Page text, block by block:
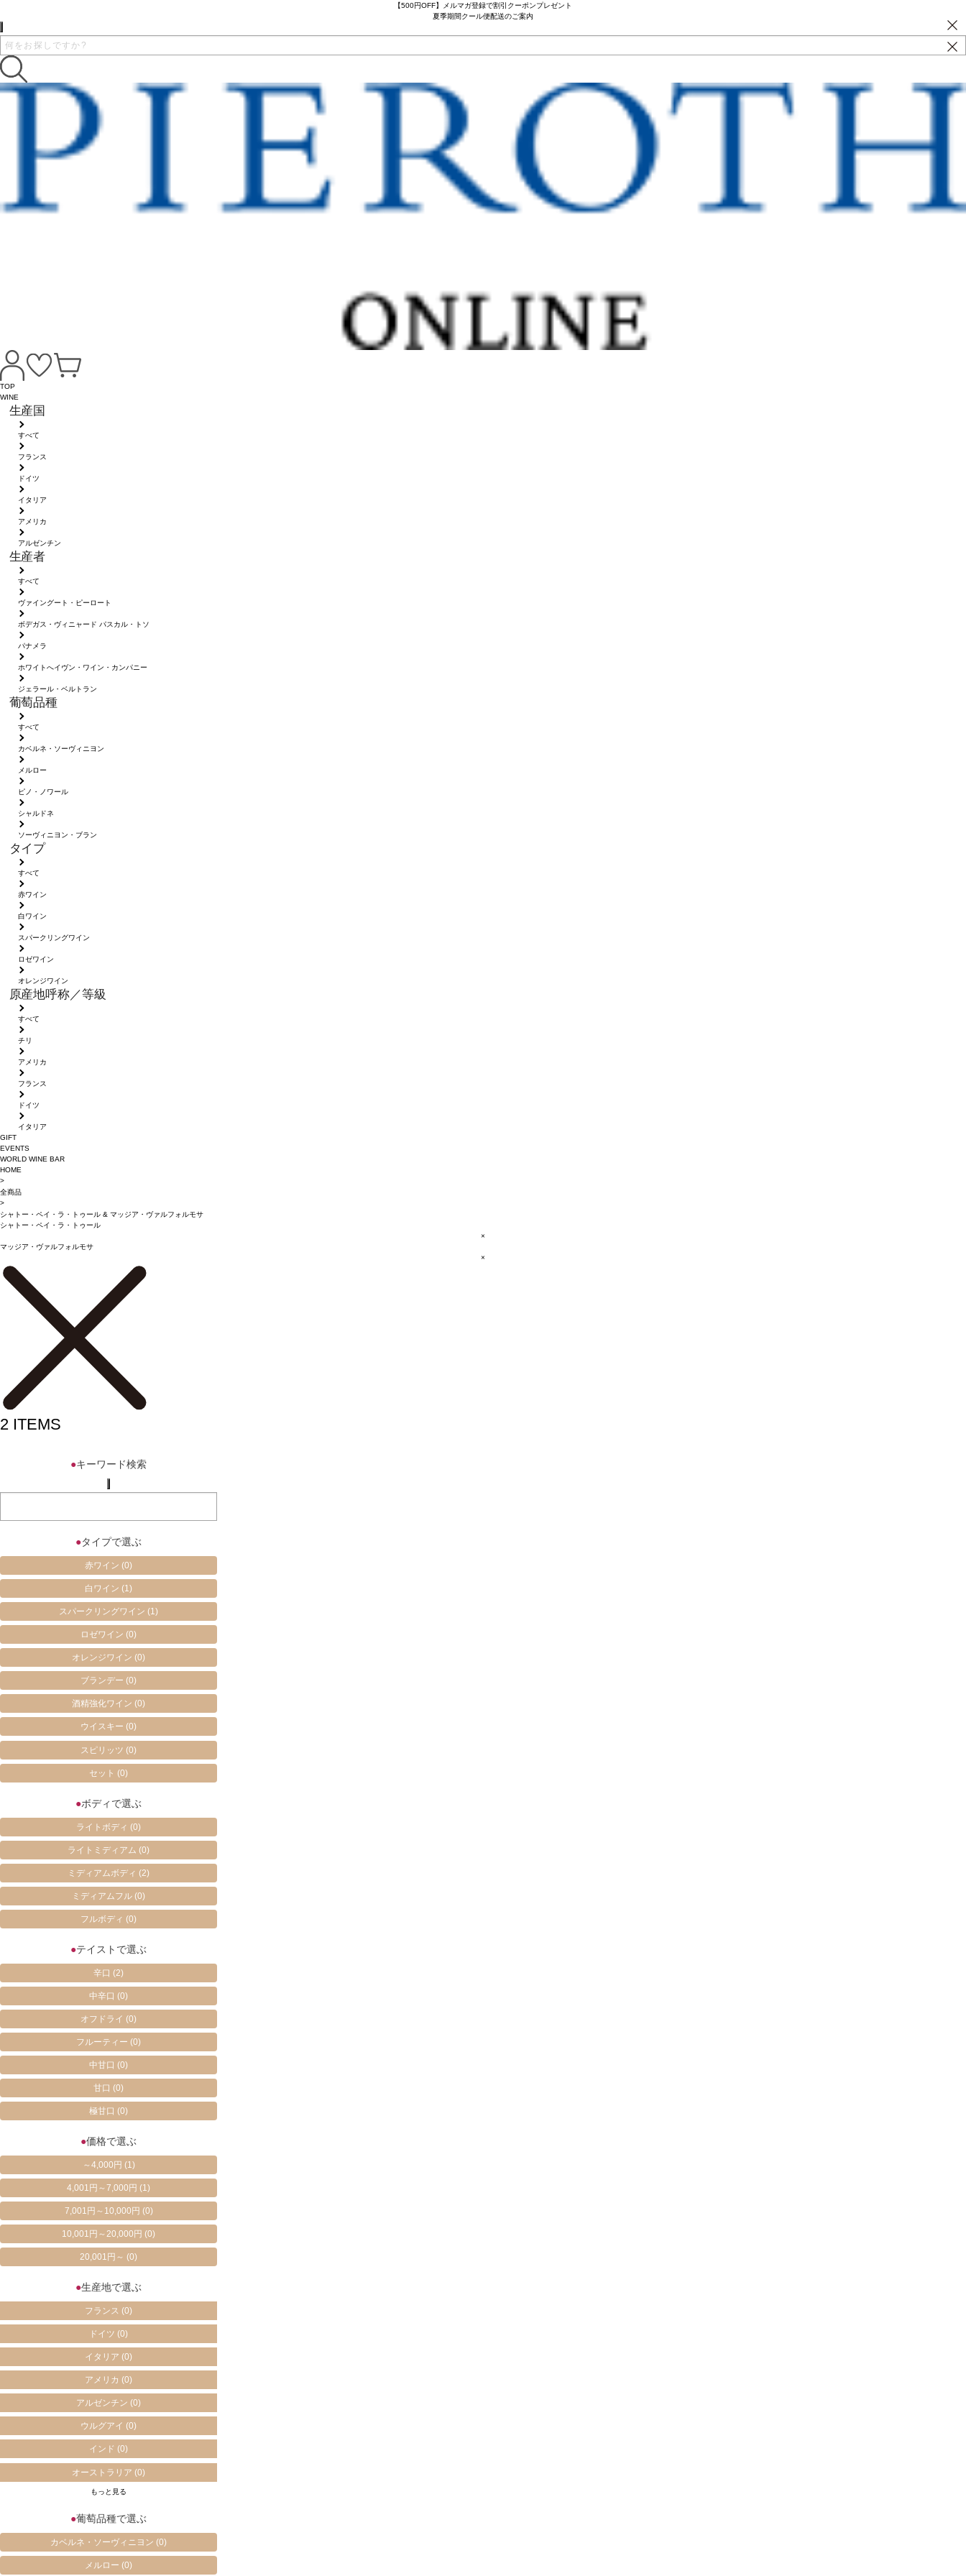
【500円OFF】メルマガ登録で割引クーポンプレゼント
夏季期間クール便配送のご案内
TOP
WINE
生産国
すべて
フランス
ドイツ
イタリア
アメリカ
アルゼンチン
生産者
すべて
ヴァイングート・ピーロート
ボデガス・ヴィニャード パスカル・トソ
パナメラ
ホワイトへイヴン・ワイン・カンパニー
ジェラール・ベルトラン
葡萄品種
すべて
カベルネ・ソーヴィニヨン
メルロー
ピノ・ノワール
シャルドネ
ソーヴィニヨン・ブラン
タイプ
すべて
赤ワイン
白ワイン
スパークリングワイン
ロゼワイン
オレンジワイン
原産地呼称／等級
すべて
チリ
アメリカ
フランス
ドイツ
イタリア
GIFT
EVENTS
WORLD WINE BAR
HOME
>
全商品
>
シャトー・ペイ・ラ・トゥール& マッジア・ヴァルフォルモサ
シャトー・ペイ・ラ・トゥール
×
マッジア・ヴァルフォルモサ
×
2 ITEMS
●キーワード検索
●タイプで選ぶ
赤ワイン(0)
白ワイン(1)
スパークリングワイン(1)
ロゼワイン(0)
オレンジワイン(0)
ブランデー(0)
酒精強化ワイン(0)
ウイスキー(0)
スピリッツ(0)
セット(0)
●ボディで選ぶ
ライトボディ(0)
ライトミディアム(0)
ミディアムボディ(2)
ミディアムフル(0)
フルボディ(0)
●テイストで選ぶ
辛口(2)
中辛口(0)
オフドライ(0)
フルーティー(0)
中甘口(0)
甘口(0)
極甘口(0)
●価格で選ぶ
～4,000円 (1)
4,001円～7,000円(1)
7,001円～10,000円 (0)
10,001円～20,000円(0)
20,001円～(0)
●生産地で選ぶ
フランス(0)
ドイツ(0)
イタリア(0)
アメリカ(0)
アルゼンチン(0)
ウルグアイ(0)
インド(0)
オーストラリア(0)
もっと見る
●葡萄品種で選ぶ
カベルネ・ソーヴィニヨン(0)
メルロー(0)